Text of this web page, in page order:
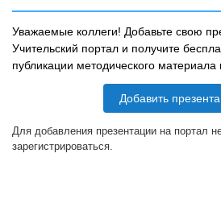
Уважаемые коллеги! Добавьте свою
Учительский портал и получите
публикации методического
Добавить
Для добавления презентации на портал
зарегистрироваться.